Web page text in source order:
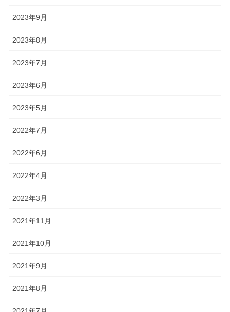
2023年9月
2023年8月
2023年7月
2023年6月
2023年5月
2022年7月
2022年6月
2022年4月
2022年3月
2021年11月
2021年10月
2021年9月
2021年8月